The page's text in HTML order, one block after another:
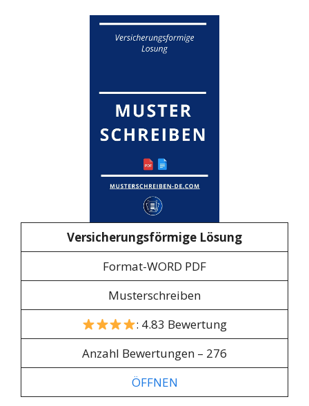
Versicherungsförmige Lösung
Format-WORD PDF
Musterschreiben
: 4.83 Bewertung
Anzahl Bewertungen – 276
ÖFFNEN